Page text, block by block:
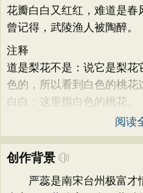
花瓣白白又红红，难道是春
曾记得，武陵渔人被陶醉。
注释
道是梨花不是：说它是梨花
色的，所以看到白色的桃花
白白：这里指白色的桃花。
阅读
创作背景
严蕊是南宋台州极富才